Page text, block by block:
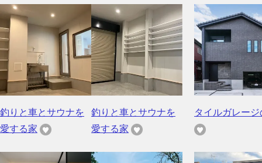
釣りと車とサウナを
愛する家
釣りと車とサウナを
愛する家
タイルガレージ